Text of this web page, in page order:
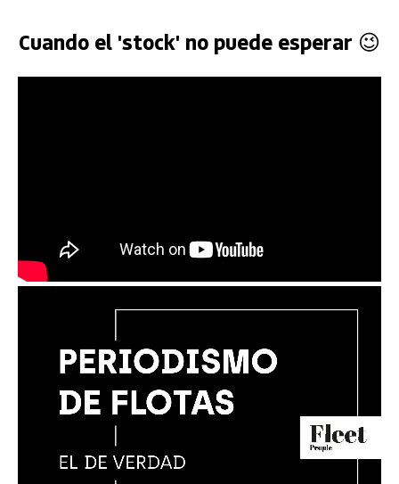
Cuando el 'stock' no puede esperar 😉